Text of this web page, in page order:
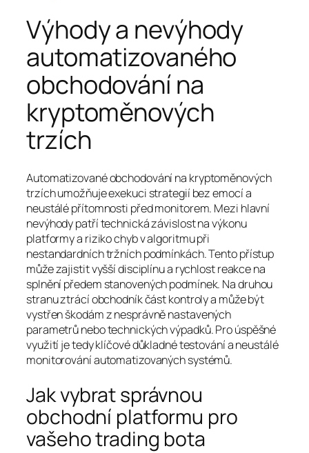
Výhody a nevýhody
automatizovaného
obchodování na
kryptoměnových
trzích
Automatizované obchodování na kryptoměnových
trzích umožňuje exekuci strategií bez emocí a
neustálé přítomnosti před monitorem. Mezi hlavní
nevýhody patří technická závislost na výkonu
platformy a riziko chyb v algoritmu při
nestandardních tržních podmínkách. Tento přístup
může zajistit vyšší disciplínu a rychlost reakce na
splnění předem stanovených podmínek. Na druhou
stranu ztrácí obchodník část kontroly a může být
vystřen škodám z nesprávně nastavených
parametrů nebo technických výpadků. Pro úspěšné
využití je tedy klíčové důkladné testování a neustálé
monitorování automatizovaných systémů.
Jak vybrat správnou
obchodní platformu pro
vašeho trading bota